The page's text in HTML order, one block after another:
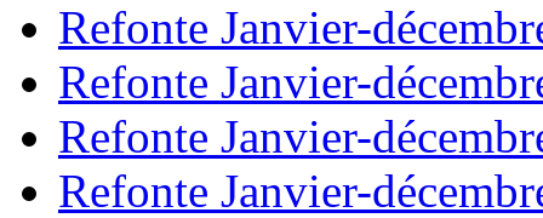
Refonte Janvier-
Refonte Janvier-
Refonte Janvier-
Refonte Janvier-